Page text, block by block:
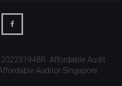
Affordable Audit
Auditor Singapore